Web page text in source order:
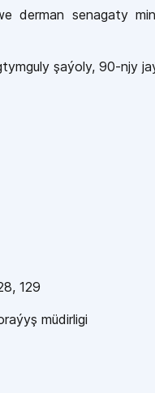
derman senagaty
şaýoly, 90-njy
129
müdirligi